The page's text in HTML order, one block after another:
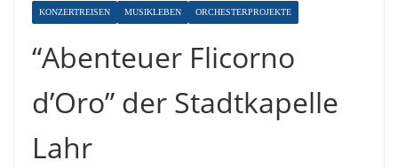
KONZERTREISEN MUSIKLEBEN ORCHESTERPROJEKTE
“Abenteuer Flicorno
d’Oro” der Stadtkapelle
Lahr